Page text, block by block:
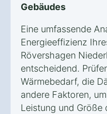
Gebäudes
Eine umfassende
Energieeffizienz
Rövershagen
entscheidend.
Wärmebedarf, die
andere Faktoren,
Leistung und Größe